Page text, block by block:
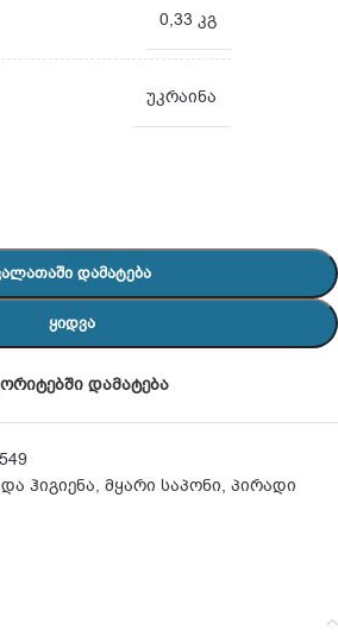
0,33 კგ
უკრაინა
ᲓᲐᲛᲐᲢᲔᲑᲐ
ᲧᲘᲓᲕᲐ
დამატება
ჰიგიენა, მყარი საპონი, პირადი